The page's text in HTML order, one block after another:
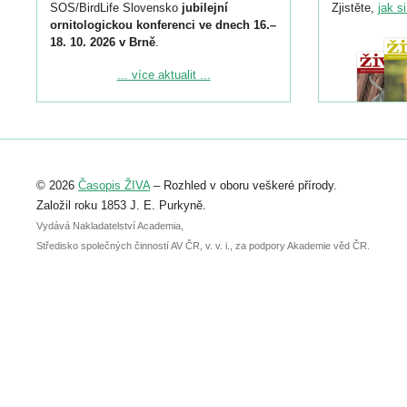
SOS/BirdLife Slovensko jubilejní
ornitologickou konferenci ve dnech 16.–
18. 10. 2026 v Brně.
Podrobnější informace ke konferenci
Registrovat se můžete do 6. září.
abstraktu přihlášené přednášky nebo
posteru je už 30. června.
... více aktualit ...
Zjistěte, jak
© 2026 Časopis ŽIVA– Rozhled v oboru veškeré přírody.
Založil roku 1853 J. E. Purkyně.
Vydává Nakladatelství Academia,
Středisko společných činností AV ČR, v. v. i., za podpory Akademie věd ČR.